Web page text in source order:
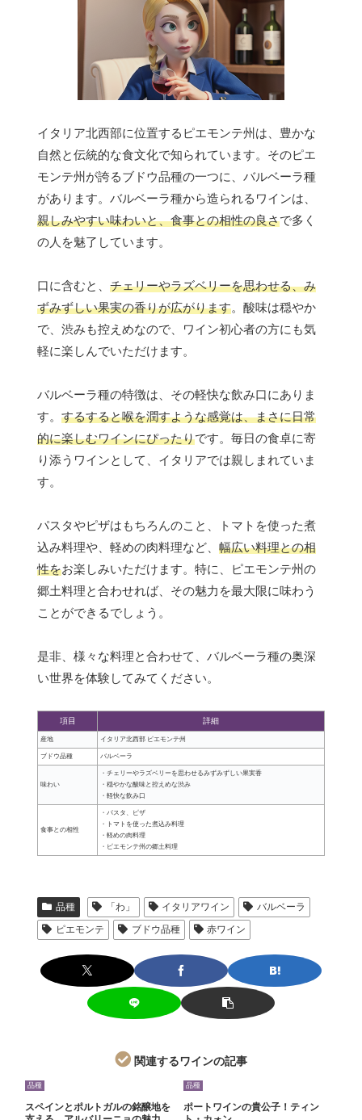
イタリア北西部に位置するピエモンテ州は、豊かな
自然と伝統的な食文化で知られています。そのピエ
モンテ州が誇るブドウ品種の一つに、バルベーラ種
があります。バルベーラ種から造られるワインは、
親しみやすい味わいと、食事との相性の良さで多く
の人を魅了しています。
口に含むと、 チェリーやラズベリーを思わせる、み
ずみずしい果実の香りが広がります。酸味は穏やか
で、渋みも控えめなので、ワイン初心者の方にも気
軽に楽しんでいただけます。
バルベーラ種の特徴は、その軽快な飲み口にありま
す。 するすると喉を潤すような感覚は、まさに日常
的に楽しむワインにぴったりです。毎日の食卓に寄
り添うワインとして、イタリアでは親しまれていま
す。
パスタやピザはもちろんのこと、トマトを使った煮
込み料理や、軽めの肉料理など、 幅広い料理との相
性をお楽しみいただけます。特に、ピエモンテ州の
郷土料理と合わせれば、その魅力を最大限に味わう
ことができるでしょう。
是非、様々な料理と合わせて、バルベーラ種の奥深
い世界を体験してみてください。
項目 詳細
産地 イタリア北西部 ピエモンテ州
ブドウ品種 バルベーラ
味わい
・チェリーやラズベリーを思わせるみずみずしい果実香
・穏やかな酸味と控えめな渋み
・軽快な飲み口
食事との相性
・パスタ、ピザ
・トマトを使った煮込み料理
・軽めの肉料理
・ピエモンテ州の郷土料理
品種 「わ」 イタリアワイン
バルベーラ
ピエモンテ
ブドウ品種 赤ワイン
関連するワインの記事
品種
スペインとポルトガルの銘醸地を
品種
ポートワインの貴公子！ティン